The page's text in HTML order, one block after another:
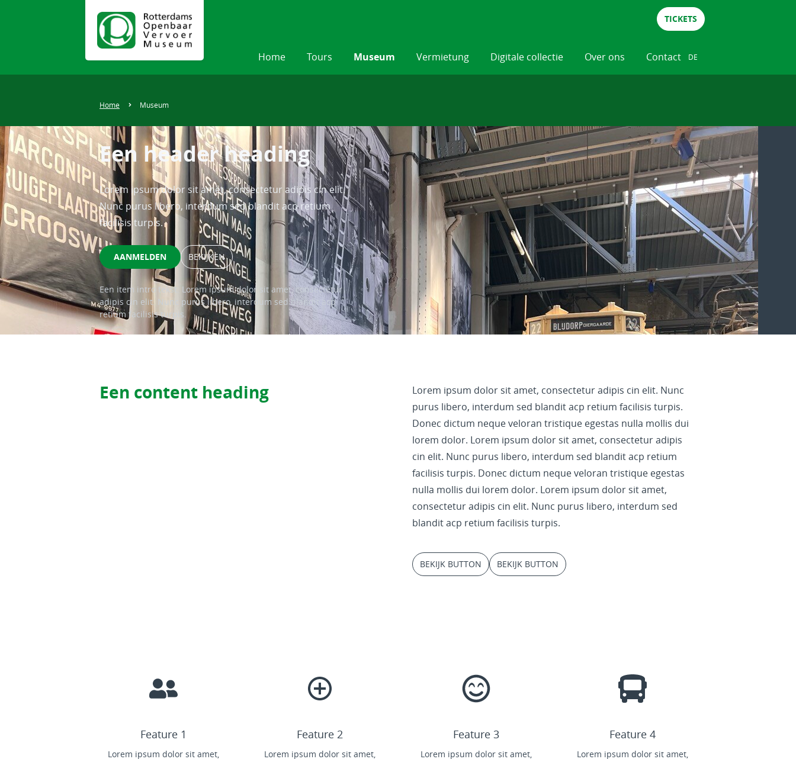
TICKETS
Home Tours Museum Vermietung Digitale collectie Over ons Contact DE
Home Museum
Een header heading
Lorem ipsum dolor sit amet, consectetur adipis cin elit.
Nunc purus libero, interdum sed blandit acp retium
facilisis turpis.
AANMELDEN BEKIJKEN
Een item intro tekst. Lorem ipsum dolor sit amet, consectetur
adipis cin elit. Nunc purus libero, interdum sed blandit acp
retium facilisis turpis.
Een content heading
Lorem ipsum dolor sit amet, consectetur adipis cin elit. Nunc
purus libero, interdum sed blandit acp retium facilisis turpis.
Donec dictum neque veloran tristique egestas nulla mollis dui
lorem dolor. Lorem ipsum dolor sit amet, consectetur adipis
cin elit. Nunc purus libero, interdum sed blandit acp retium
facilisis turpis. Donec dictum neque veloran tristique egestas
nulla mollis dui lorem dolor. Lorem ipsum dolor sit amet,
consectetur adipis cin elit. Nunc purus libero, interdum sed
blandit acp retium facilisis turpis.
BEKIJK BUTTON BEKIJK BUTTON
Feature 1
Lorem ipsum dolor sit amet,
Feature 2
Lorem ipsum dolor sit amet,
Feature 3
Lorem ipsum dolor sit amet,
Feature 4
Lorem ipsum dolor sit amet,